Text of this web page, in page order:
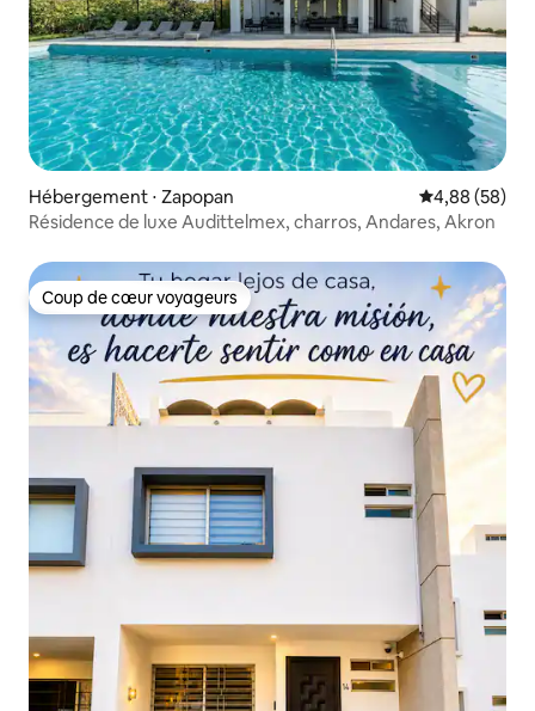
Hébergement ⋅ Zapopan Évaluation
4,88 (58)
Résidence de luxe Audittelmex, charros, Andares, Akron
Coup de cœur voyageurs
Coup de cœur voyageurs